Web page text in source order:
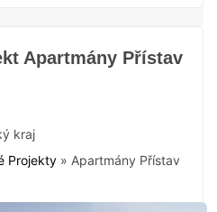
Apartmány Přístav
kraj
Projekty » Apartmány Přístav